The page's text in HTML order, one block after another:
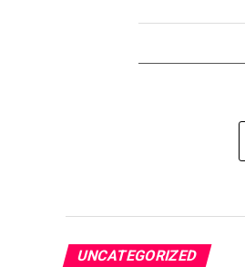
UNCATEGORIZED